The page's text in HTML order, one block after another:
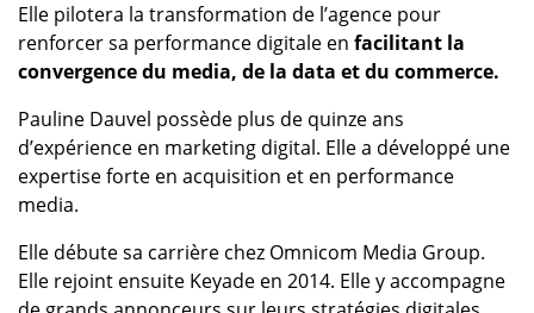
Elle pilotera la transformation de l’agence pour
renforcer sa performance digitale en facilitant la
convergence du media, de la data et du commerce.
Pauline Dauvel possède plus de quinze ans
d’expérience en marketing digital. Elle a développé une
expertise forte en acquisition et en performance
media.
Elle débute sa carrière chez Omnicom Media Group.
Elle rejoint ensuite Keyade en 2014. Elle y accompagne